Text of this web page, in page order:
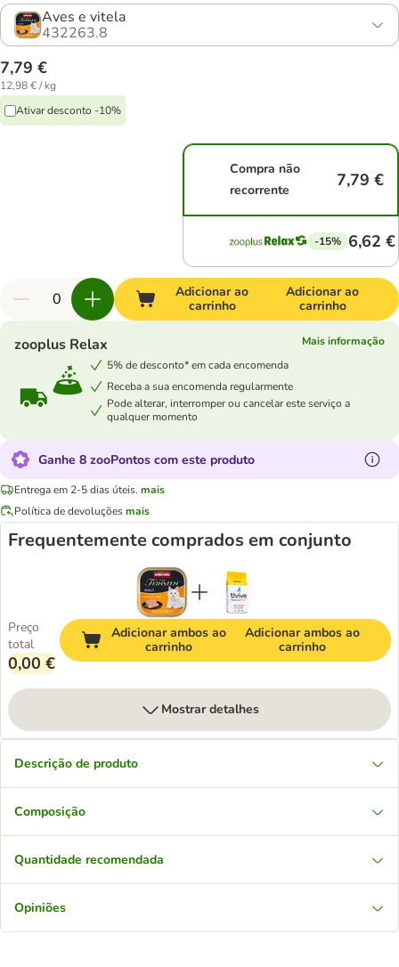
Aves e vitela
432263.8
7,79 €
12,98 € / kg
Ativar desconto -10%
Compra não
recorrente
7,79 €
-15% 6,62 €
Adicionar ao
carrinho
Adicionar ao
carrinho
zooplus Relax
Mais informação
5% de desconto* em cada encomenda
Receba a sua encomenda regularmente
Pode alterar, interromper ou cancelar este serviço a
qualquer momento
Ganhe 8 zooPontos com este produto
Entrega em 2-5 dias úteis. mais
Política de devoluçõesmais
Frequentemente comprados em conjunto
Preço
total
0,00 €
Adicionar ambos ao
carrinho
Adicionar ambos ao
carrinho
Mostrar detalhes
Descrição de produto
Composição
Quantidade recomendada
Opiniões